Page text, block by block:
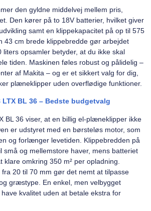
den gyldne middelvej mellem pris,
Den kører på to 18V batterier, hvilket giver
samt en klippekapacitet på op til 575
43 cm brede klippebredde gør arbejdet
liters opsamler betyder, at du ikke skal
tiden. Maskinen føles robust og pålidelig –
af Makita – og er et sikkert valg for dig,
plæneklipper uden overflødige funktioner.
LTX BL 36 – Bedste budgetvalg
BL 36 viser, at en billig el-plæneklipper ikke
er udstyret med en børsteløs motor, som
og forlænger levetiden. Klippebredden på
små og mellemstore haver, mens batteriet
klare omkring 350 m² per opladning.
20 til 70 mm gør det nemt at tilpasse
græstype. En enkel, men velbygget
kvalitet uden at betale ekstra for